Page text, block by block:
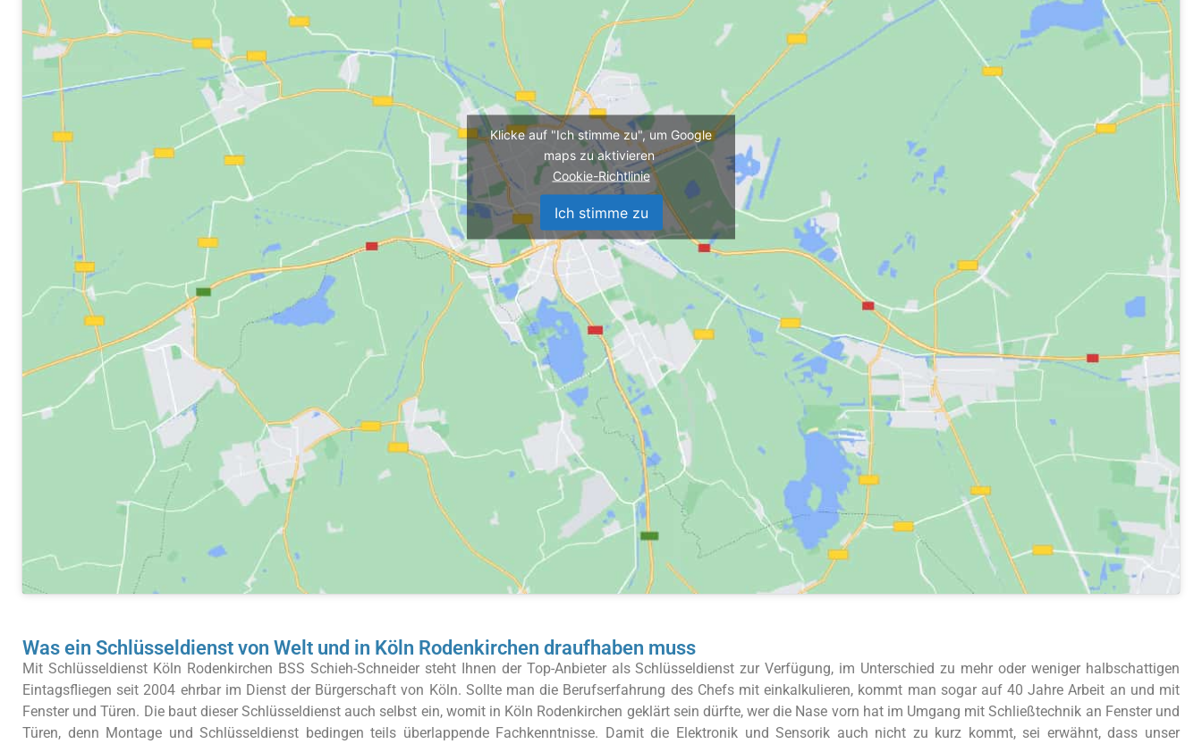
Klicke auf "Ich stimme zu", um Google
maps zu aktivieren
Cookie-Richtlinie
Ich stimme zu
Was ein Schlüsseldienst von Welt und in Köln Rodenkirchen draufhaben muss
Mit Schlüsseldienst Köln Rodenkirchen BSS Schieh-Schneider steht Ihnen der Top-Anbieter als Schlüsseldienst zur Verfügung, im Unterschied zu mehr oder weniger halbschattigen
Eintagsfliegen seit 2004 ehrbar im Dienst der Bürgerschaft von Köln. Sollte man die Berufserfahrung des Chefs mit einkalkulieren, kommt man sogar auf 40 Jahre Arbeit an und mit
Fenster und Türen. Die baut dieser Schlüsseldienst auch selbst ein, womit in Köln Rodenkirchen geklärt sein dürfte, wer die Nase vorn hat im Umgang mit Schließtechnik an Fenster und
Türen, denn Montage und Schlüsseldienst bedingen teils überlappende Fachkenntnisse. Damit die Elektronik und Sensorik auch nicht zu kurz kommt, sei erwähnt, dass unser